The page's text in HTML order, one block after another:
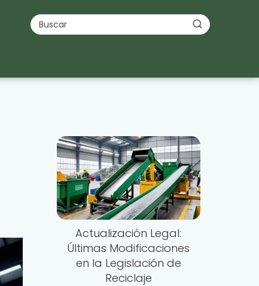
Actualización Legal:
Últimas Modificaciones
en la Legislación de
Reciclaje